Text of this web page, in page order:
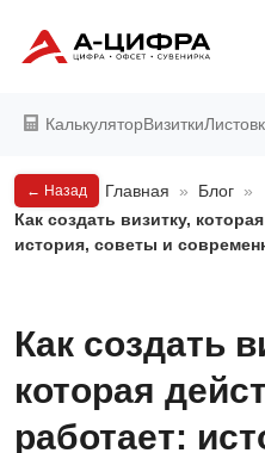
КалькуляторВизитки
← Назад Главная » Блог »
Как создать визитку,
история, советы и
Как создать
которая
работает: